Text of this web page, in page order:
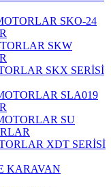
SKO-24
SKW
SKX SERİSİ
SLA019
SU
XDT SERİSİ